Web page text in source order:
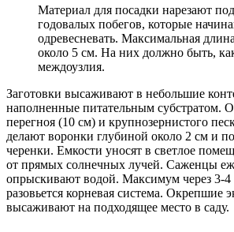
Материал для посадки нарезают
годовалых побегов, которые
одревесневать. Максимальная
около 5 см. На них должно быть,
междоузлия.
Заготовки высаживают в небольшие
наполненные питательным субстратом.
перегноя (10 см) и крупнозернистого
делают воронки глубиной около 2 см и
черенки. Емкости уносят в светлое
от прямых солнечных лучей. Саженцы
опрыскивают водой. Максимум через 3-4
разовьется корневая система. Окрепшие
высаживают на подходящее место в саду.